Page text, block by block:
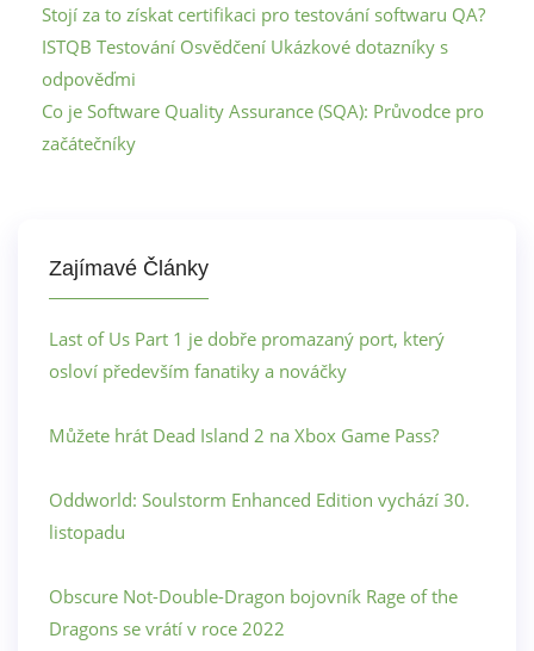
Stojí za to získat certifikaci pro testování softwaru QA?
ISTQB Testování Osvědčení Ukázkové dotazníky s
odpověďmi
Co je Software Quality Assurance (SQA): Průvodce pro
začátečníky
Zajímavé Články
Last of Us Part 1 je dobře promazaný port, který
osloví především fanatiky a nováčky
Můžete hrát Dead Island 2 na Xbox Game Pass?
Oddworld: Soulstorm Enhanced Edition vychází 30.
listopadu
Obscure Not-Double-Dragon bojovník Rage of the
Dragons se vrátí v roce 2022